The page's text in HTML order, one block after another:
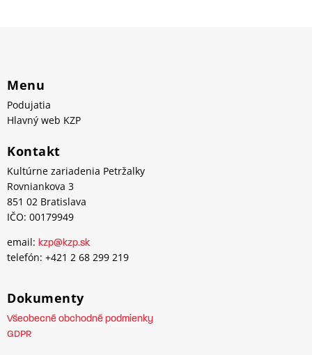
Menu
Podujatia
Hlavný web KZP
Kontakt
Kultúrne zariadenia Petržalky
Rovniankova 3
851 02 Bratislava
IČO: 00179949
email: kzp@kzp.sk
telefón: +421 2 68 299 219
Dokumenty
Všeobecné obchodné podmienky
GDPR